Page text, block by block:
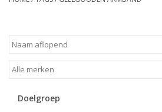
Doelgroep